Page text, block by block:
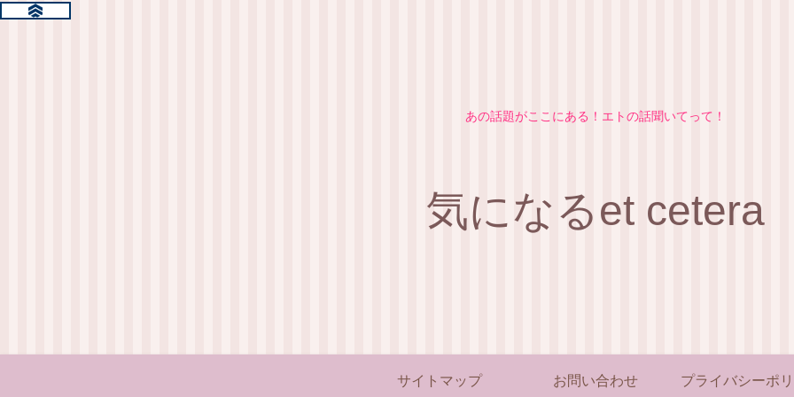
あの話題がここにある！エトの話聞いてって！
気になるet cetera
サイトマップ お問い合わせ プライバシーポ